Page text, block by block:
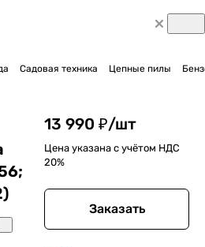
Садовая техника Цепные пилы
13 990 ₽/шт
Цена указана с учётом НДС
20%
Заказать